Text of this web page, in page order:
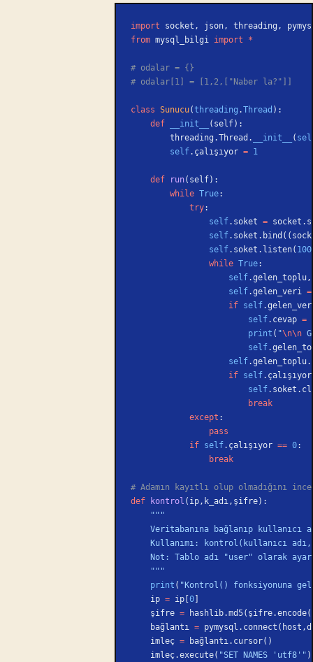
import socket, json, threading,
from mysql_bilgi import *
# odalar = {}
# odalar[1] = [1,2,["Naber la?"]]
class Sunucu(threading .Thread ):
    def
__init__
(self):
        threading.Thread.
__init__ (
        self
.çalışıyor = 1
    def
run(self):
        while
True:
            try
:
                self
.soket =
                self
                self
.soket.listen(
                while
True:
                    self
                    self
.gelen_veri =
                    if
self
                        self
.cevap =
                        print
( "\n\n
                        self
                    self
                    if
self
                        self
                        break
            except
:
                pass
            if
self.çalışıyor == 0:
                break
# Adamın kayıtlı olup olmadığını
def kontrol (ip,k_adı,şifre):
    """
Veritabanına bağlanıp
Kullanımı: kontrol(kullanıcı
Not: Tablo adı "user" olarak
    """
    print
( "Kontrol() fonksiyonuna
    ip
= ip[0]
    şifre
=
    bağlantı
=
    imleç
= bağlantı.cursor()
    imleç.execute(
"SET NAMES 'utf8'" )